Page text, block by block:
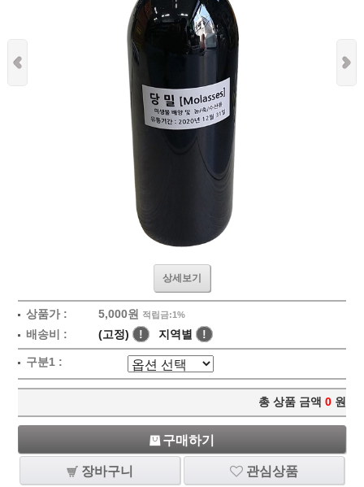
상세보기
상품가 : 5,000원 적립금:1%
배송비 : (고정) ! 지역별 !
구분1 :
총 상품 금액 0 원
구매하기
장바구니 관심상품